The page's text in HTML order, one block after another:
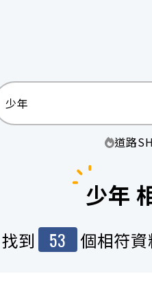
臺
道路
少年
找到 53 個相符